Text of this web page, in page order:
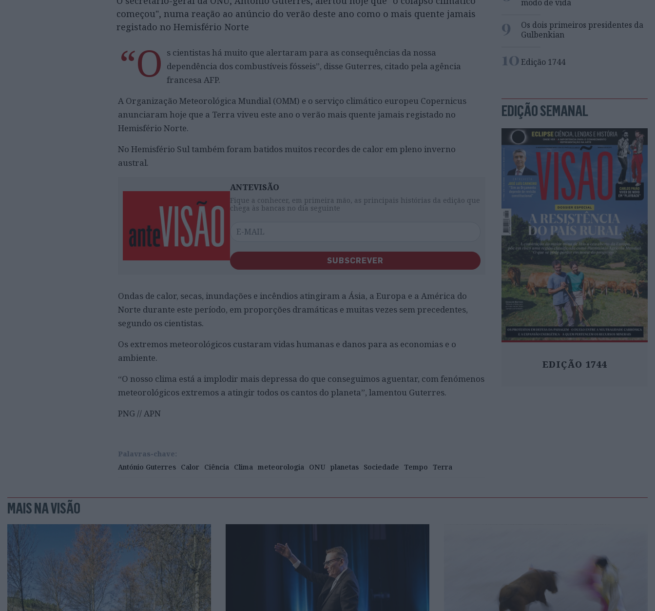
começou", numa reação ao anúncio do verão deste ano como o mais quente jamais
registado no Hemisfério Norte
“O s cientistas há muito que alertaram para as consequências da nossa
dependência dos combustíveis fósseis”, disse Guterres, citado pela agência
francesa AFP.
A Organização Meteorológica Mundial (OMM) e o serviço climático europeu Copernicus
anunciaram hoje que a Terra viveu este ano o verão mais quente jamais registado no
Hemisfério Norte.
No Hemisfério Sul também foram batidos muitos recordes de calor em pleno inverno
austral.
ANTEVISÃO
Fique a conhecer, em primeira mão, as principais histórias da edição que
chega às bancas no dia seguinte
SUBSCREVER
Ondas de calor, secas, inundações e incêndios atingiram a Ásia, a Europa e a América do
Norte durante este período, em proporções dramáticas e muitas vezes sem precedentes,
segundo os cientistas.
Os extremos meteorológicos custaram vidas humanas e danos para as economias e o
ambiente.
“O nosso clima está a implodir mais depressa do que conseguimos aguentar, com fenómenos
meteorológicos extremos a atingir todos os cantos do planeta”, lamentou Guterres.
PNG // APN
Palavras-chave:
António Guterres Calor Ciência Clima meteorologia ONU planetas Sociedade Tempo Terra
modo de vida
9
Os dois primeiros presidentes da
Gulbenkian
10Edição 1744
EDIÇÃO SEMANAL
EDIÇÃO 1744
MAIS NA VISÃO